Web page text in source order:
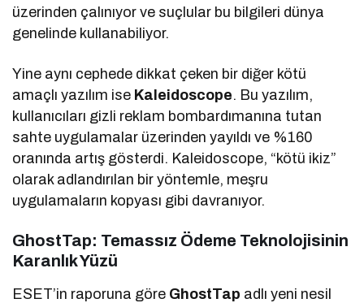
üzerinden çalınıyor ve suçlular bu bilgileri dünya
genelinde kullanabiliyor.
Yine aynı cephede dikkat çeken bir diğer kötü
amaçlı yazılım ise Kaleidoscope. Bu yazılım,
kullanıcıları gizli reklam bombardımanına tutan
sahte uygulamalar üzerinden yayıldı ve %160
oranında artış gösterdi. Kaleidoscope, “kötü ikiz”
olarak adlandırılan bir yöntemle, meşru
uygulamaların kopyası gibi davranıyor.
GhostTap: Temassız Ödeme Teknolojisinin
Karanlık Yüzü
ESET’in raporuna göre GhostTap adlı yeni nesil